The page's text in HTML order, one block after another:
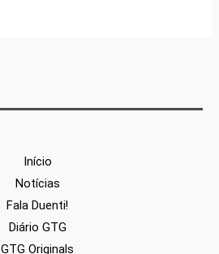
Início
Notícias
Fala Duenti!
Diário GTG
GTG Originals